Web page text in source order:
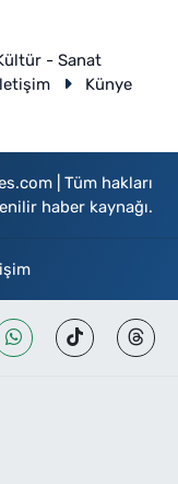
- Sanat
Künye
| Tüm hakları
haber kaynağı.